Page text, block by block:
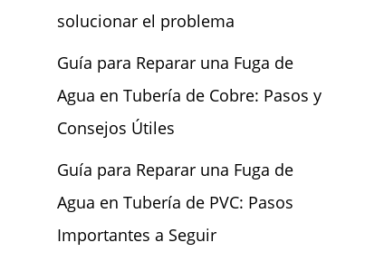
solucionar el problema
Guía para Reparar una Fuga de
Agua en Tubería de Cobre: Pasos y
Consejos Útiles
Guía para Reparar una Fuga de
Agua en Tubería de PVC: Pasos
Importantes a Seguir